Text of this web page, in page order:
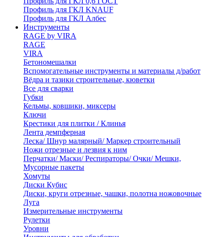
Профиль для ГКЛ KNAUF
Профиль для ГКЛ Албес
Инструменты
RAGE by VIRA
RAGE
VIRA
Бетономешалки
Вспомогательные инструменты и материалы д/работ
Вёдра и тазики строительные, кюветки
Все для сварки
Губки
Кельмы, ковшики, миксеры
Ключи
Крестики для плитки / Клинья
Лента демпферная
Леска/ Шнур малярный/ Маркер строительный
Ножи отрезные и лезвия к ним
Перчатки/ Маски/ Респираторы/ Очки/ Мешки,
Мусорные пакеты
Хомуты
Диски Кубис
Диски, круги отрезные, чашки, полотна ножовочные
Луга
Измерительные инструменты
Рулетки
Уровни